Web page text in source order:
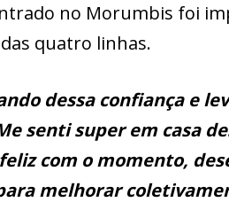
no Morumbis foi
quatro linhas.
dessa confiança e
senti super em casa
com o momento,
melhorar